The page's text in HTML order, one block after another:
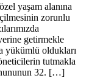
yaşam alanına
zorunlu
getirmekle
yükümlü oldukları
tutmakla
32. […]